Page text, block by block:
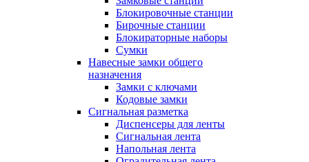
Блокировочные станции
Бирочные станции
Блокираторные наборы
Сумки
Навесные замки общего
назначения
Замки с ключами
Кодовые замки
Сигнальная разметка
Диспенсеры для ленты
Сигнальная лента
Напольная лента